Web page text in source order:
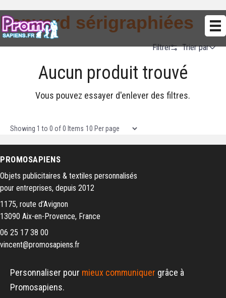
Lanyard sérigraphiées
Filtrer Trier par
Alphabetical (A to Z)
Alphabetical (Z to A)
Aucun produit trouvé
Vous pouvez essayer d'enlever des filtres.
Showing 1 to 0 of0 Items Items per page
PROMOSAPIENS
Objets publicitaires & textiles personnalisés
pour entreprises, depuis 2012
1175, route d’Avignon
13090 Aix-en-Provence, France
06 25 17 38 00
vincent@promosapiens.fr
Personnaliser pour mieux communiquer grâce à
Promosapiens.